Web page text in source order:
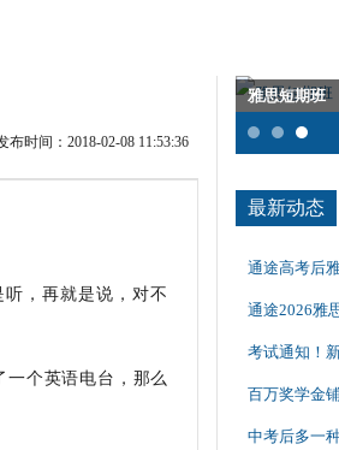
布时间：2018-02-08 11:53:36
，再就是说，对不
个英语电台，那么
雅思短期班
最新动态
通途高考后
通途2026雅
考试通知！
百万奖学金
中考后多一